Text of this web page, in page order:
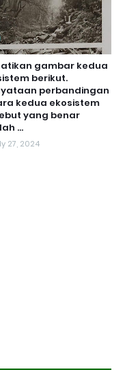
gambar kedua
berikut.
perbandingan
kedua ekosistem
yang benar
...
27, 2024